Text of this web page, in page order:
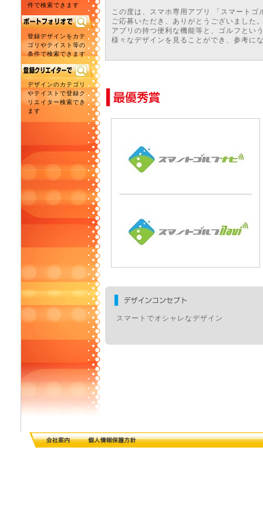
件で検索できます
登録デザインをカテ
ゴリやテイスト等の
条件で検索できます
デザインのカテゴリ
やテイストで登録ク
リエイター検索でき
ます
この度は、スマホ専用アプリ 「スマート
ご応募いただき、ありがとうございました
アプリの持つ便利な機能等と、ゴルフとい
様々なデザインを見ることができ、参考に
スマートでオシャレなデザイン